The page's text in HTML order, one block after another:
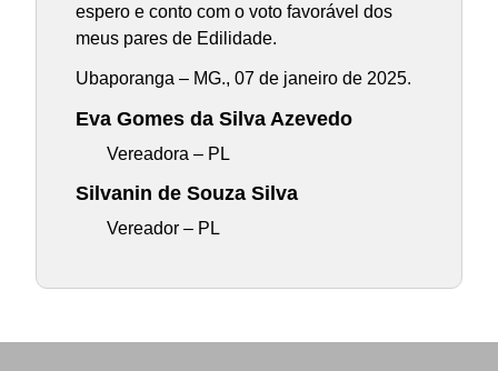
espero e conto com o voto favorável dos
meus pares de Edilidade.
Ubaporanga – MG., 07 de janeiro de 2025.
Eva Gomes da Silva Azevedo
Vereadora – PL
Silvanin de Souza Silva
Vereador – PL